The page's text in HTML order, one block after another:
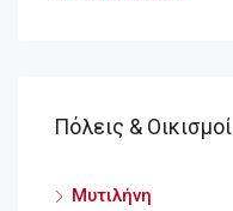
Πόλεις & Οικισμοί
Μυτιλήνη